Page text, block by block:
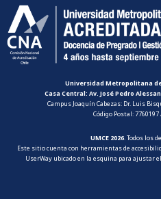
Universidad Metropolitana
Casa Central: Av. José Pedro
Campus Joaquín Cabezas: Dr. Luis
Código Postal: 7760197
UMCE 2026. Todos los
Este sitio cuenta con herramientas de
UserWay ubicado en la esquina para ajustar